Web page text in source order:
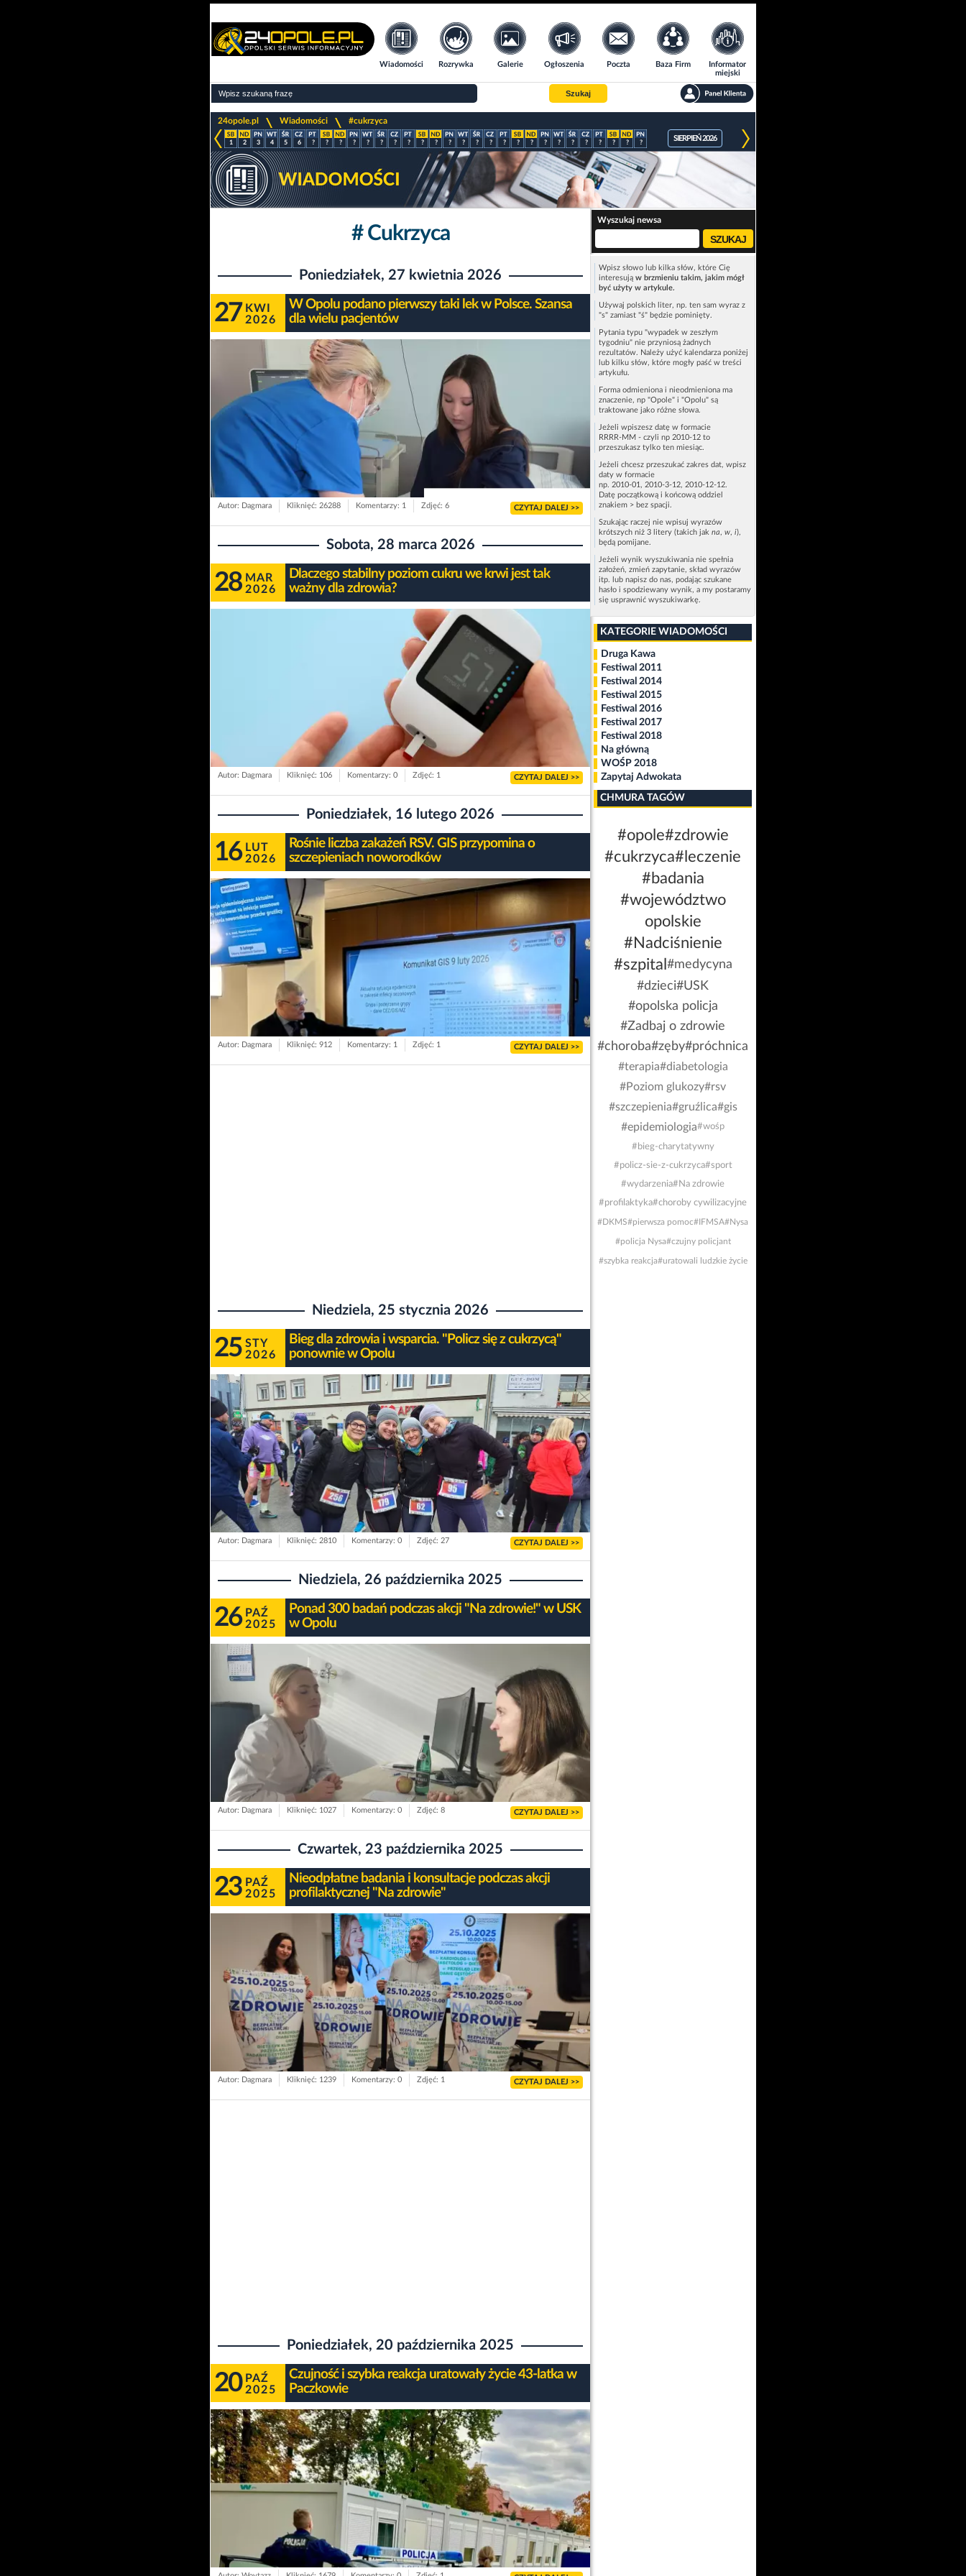
Wiadomości Rozrywka Galerie Ogłoszenia Poczta Baza Firm
Informator
miejski
Szukaj
24opole.pl
>
Wiadomości
>
#cukrzyca
1 2 3 4 5 6 ? ? ? ? ? ? ? ? ? ? ? ? ? ? ? ? ? ? ? ? ? ? ? ? ?
SIERPIEŃ 2026
# Cukrzyca
Poniedziałek, 27 kwietnia 2026
27 KWI
2026
W Opolu podano pierwszy taki lek w Polsce. Szansa
dla wielu pacjentów
Autor: Dagmara Kliknięć: 26288 Komentarzy: 1 Zdjęć: 6 CZYTAJ DALEJ >>
Sobota, 28 marca 2026
28 MAR
2026
Dlaczego stabilny poziom cukru we krwi jest tak
ważny dla zdrowia?
Autor: Dagmara Kliknięć: 106 Komentarzy: 0 Zdjęć: 1 CZYTAJ DALEJ >>
Poniedziałek, 16 lutego 2026
16 LUT
2026
Rośnie liczba zakażeń RSV. GIS przypomina o
szczepieniach noworodków
Autor: Dagmara Kliknięć: 912 Komentarzy: 1 Zdjęć: 1 CZYTAJ DALEJ >>
Niedziela, 25 stycznia 2026
25 STY
2026
Bieg dla zdrowia i wsparcia. "Policz się z cukrzycą"
ponownie w Opolu
Autor: Dagmara Kliknięć: 2810 Komentarzy: 0 Zdjęć: 27 CZYTAJ DALEJ >>
Niedziela, 26 października 2025
26 PAŹ
2025
Ponad 300 badań podczas akcji "Na zdrowie!" w USK
w Opolu
Autor: Dagmara Kliknięć: 1027 Komentarzy: 0 Zdjęć: 8 CZYTAJ DALEJ >>
Czwartek, 23 października 2025
23 PAŹ
2025
Nieodpłatne badania i konsultacje podczas akcji
profilaktycznej "Na zdrowie"
Autor: Dagmara Kliknięć: 1239 Komentarzy: 0 Zdjęć: 1 CZYTAJ DALEJ >>
Poniedziałek, 20 października 2025
20 PAŹ
2025
Czujność i szybka reakcja uratowały życie 43-latka w
Paczkowie
Wyszukaj newsa
Wpisz słowo lub kilka słów, które Cię
interesują w brzmieniu takim, jakim mógł
być użyty w artykule.
Używaj polskich liter, np. ten sam wyraz z
"s" zamiast "ś" będzie pominięty.
Pytania typu "wypadek w zeszłym
tygodniu" nie przyniosą żadnych
rezultatów. Należy użyć kalendarza poniżej
lub kilku słów, które mogły paść w treści
artykułu.
Forma odmieniona i nieodmieniona ma
znaczenie, np "Opole" i "Opolu" są
traktowane jako różne słowa.
Jeżeli wpiszesz datę w formacie
RRRR-MM - czyli np 2010-12 to
przeszukasz tylko ten miesiąc.
Jeżeli chcesz przeszukać zakres dat, wpisz
daty w formacie
np. 2010-01, 2010-3-12, 2010-12-12.
Datę początkową i końcową oddziel
znakiem > bez spacji.
Szukając raczej nie wpisuj wyrazów
krótszych niż 3 litery (takich jak na, w, i),
będą pomijane.
Jeżeli wynik wyszukiwania nie spełnia
założeń, zmień zapytanie, skład wyrazów
itp. lub napisz do nas, podając szukane
hasło i spodziewany wynik, a my postaramy
się usprawnić wyszukiwarkę.
KATEGORIE WIADOMOŚCI
Druga Kawa
Festiwal 2011
Festiwal 2014
Festiwal 2015
Festiwal 2016
Festiwal 2017
Festiwal 2018
Na główną
WOŚP 2018
Zapytaj Adwokata
CHMURA TAGÓW
#opole#zdrowie
#cukrzyca#leczenie
#badania
#województwo
opolskie
#Nadciśnienie
#szpital #medycyna
#dzieci#USK
#opolska policja
#Zadbaj o zdrowie
#choroba#zęby#próchnica
#terapia#diabetologia
#Poziom glukozy#rsv
#szczepienia#gruźlica#gis
#epidemiologia#wośp
#bieg-charytatywny
#policz-sie-z-cukrzyca#sport
#wydarzenia#Na zdrowie
#profilaktyka#choroby cywilizacyjne
#DKMS#pierwsza pomoc#IFMSA#Nysa
#policja Nysa#czujny policjant
#szybka reakcja#uratowali ludzkie życie